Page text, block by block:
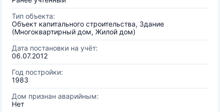
Тип объекта:
Объект капитального строительства, Здание
(Многоквартирный дом, Жилой дом)
Дата постановки на учёт:
06.07.2012
Год постройки:
1983
Дом признан аварийным:
Нет